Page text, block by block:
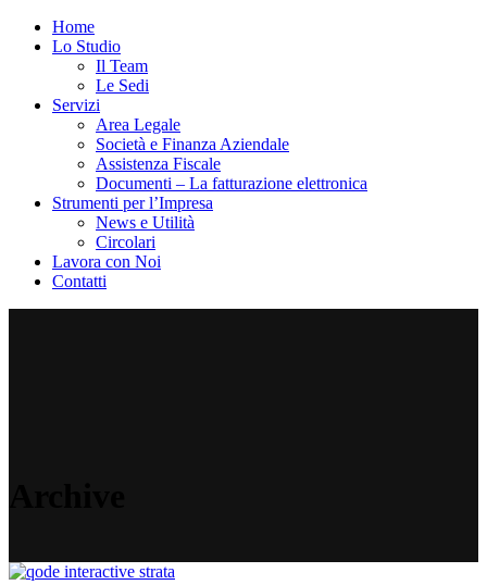
Home
Lo Studio
Il Team
Le Sedi
Servizi
Area Legale
Società e Finanza Aziendale
Assistenza Fiscale
Documenti – La fatturazione elettronica
Strumenti per l’Impresa
News e Utilità
Circolari
Lavora con Noi
Contatti